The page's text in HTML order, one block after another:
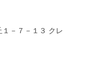
－７－１３ クレ